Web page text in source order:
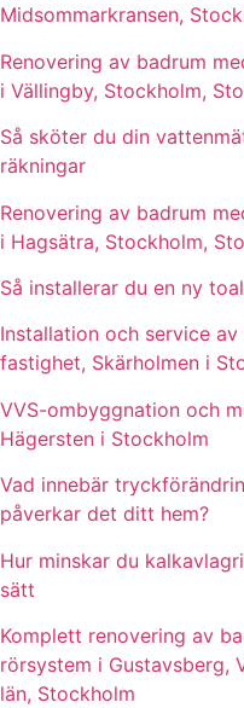
Midsommarkransen,
Renovering av badrum
i Vällingby, Stockholm,
Så sköter du din
räkningar
Renovering av badrum
i Hagsätra, Stockholm,
Så installerar du en ny
Installation och service
fastighet, Skärholmen i
VVS-ombyggnation och
Hägersten i Stockholm
Vad innebär
påverkar det ditt hem?
Hur minskar du
sätt
Komplett renovering av
rörsystem i Gustavsberg,
län, Stockholm